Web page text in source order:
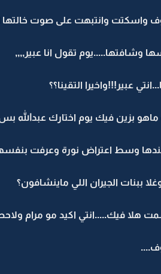
واسكتت وانتبهت على صوت خالتها
وشافتها.....يوم تقول انا عبير,,,,
عبير!!!واخيرا التقينا؟؟
ماهو بزين فيك يوم اختارك
وسط اعتراض نورة وعرفت
ببنات الجيران اللي ماينشافون؟
هلا فيك.....انتي اكيد مو مرام